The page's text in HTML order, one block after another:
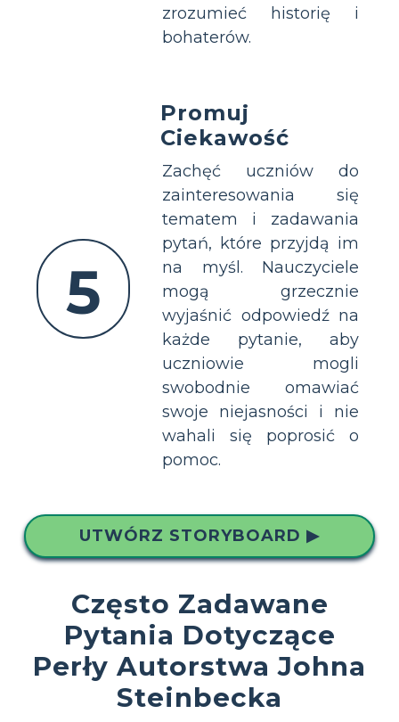
zrozumieć historię i
bohaterów.
5
Promuj
Ciekawość
Zachęć uczniów do
zainteresowania się
tematem i zadawania
pytań, które przyjdą im
na myśl. Nauczyciele
mogą grzecznie
wyjaśnić odpowiedź na
każde pytanie, aby
uczniowie mogli
swobodnie omawiać
swoje niejasności i nie
wahali się poprosić o
pomoc.
UTWÓRZ STORYBOARD ▶
Często Zadawane
Pytania Dotyczące
Perły Autorstwa Johna
Steinbecka